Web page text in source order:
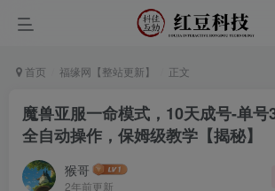
首页 福缘网【整站更新】 正文
魔兽亚服一命模式，10天成号-单
全自动操作，保姆级教学【揭秘】
猴哥
2年前更新